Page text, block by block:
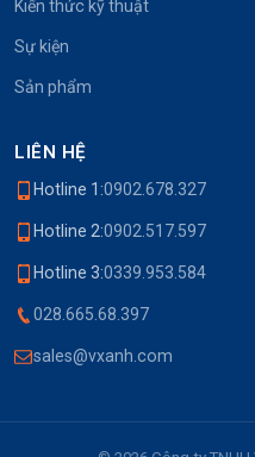
Kiến thức kỹ thuật
Sự kiện
Sản phẩm
LIÊN HỆ
Hotline 1:0902.678.327
Hotline 2:0902.517.597
Hotline 3:0339.953.584
028.665.68.397
sales@vxanh.com